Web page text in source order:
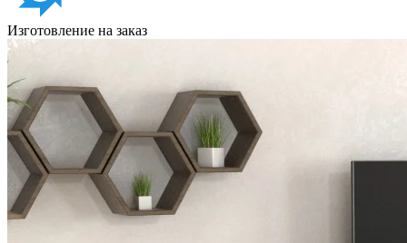
Изготовление на заказ